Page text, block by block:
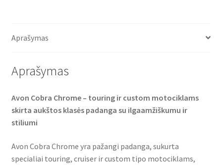
o
k
r
p
p
Aprašymas
Aprašymas
Avon Cobra Chrome – touring ir custom motociklams
skirta aukštos klasės padanga su ilgaamžiškumu ir
stiliumi
Avon Cobra Chrome yra pažangi padanga, sukurta
specialiai touring, cruiser ir custom tipo motociklams,